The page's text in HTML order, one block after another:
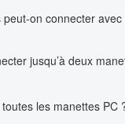
on connecter
jusqu’à deux
les manettes PC